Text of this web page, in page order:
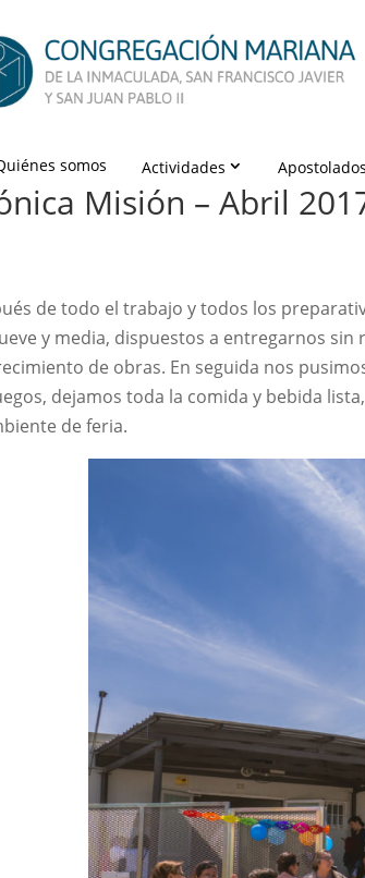
somos Actividades Apostolados
Misión – Abril
de todo el trabajo y todos los
y media, dispuestos a entregarnos
de obras. En seguida nos
dejamos toda la comida y bebida
de feria.